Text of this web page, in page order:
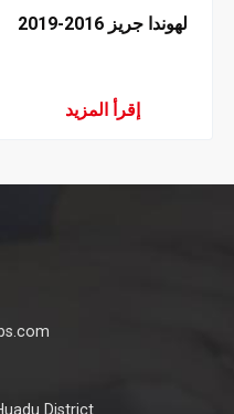
لهوندا جريز 2016-2019
إقرأ المزيد
District